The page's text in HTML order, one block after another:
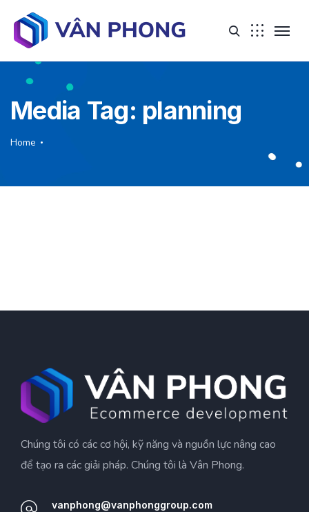
Media Tag: planning
Home
Chúng tôi có các cơ hội, kỹ năng và nguồn lực nâng cao
để tạo ra các giải pháp. Chúng tôi là Vân Phong.
vanphong@vanphonggroup.com